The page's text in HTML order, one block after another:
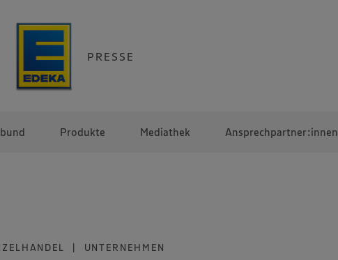
PRESSE
Produkte Mediathek Ansprechpartner:innen
| UNTERNEHMEN